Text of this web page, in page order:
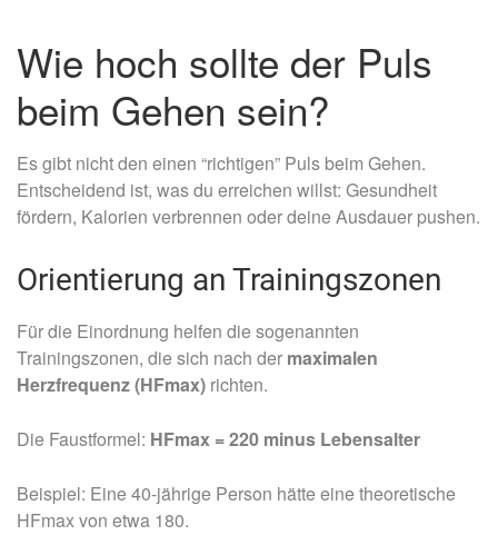
Wie hoch sollte der Puls
beim Gehen sein?
Es gibt nicht den einen “richtigen” Puls beim Gehen.
Entscheidend ist, was du erreichen willst: Gesundheit
fördern, Kalorien verbrennen oder deine Ausdauer pushen.
Orientierung an Trainingszonen
Für die Einordnung helfen die sogenannten
Trainingszonen, die sich nach der maximalen
Herzfrequenz (HFmax) richten.
Die Faustformel: HFmax = 220 minus Lebensalter
Beispiel: Eine 40-jährige Person hätte eine theoretische
HFmax von etwa 180.